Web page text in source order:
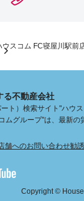
ウスコム FC寝屋川駅前
る不動産会社
ト）検索サイト"ハウ
ムグループ"は、最新の
舗へのお問い合わせ勧
Copyright ©